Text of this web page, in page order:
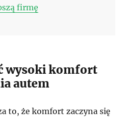
firmę
wysoki komfort
autem
to, że komfort zaczyna się